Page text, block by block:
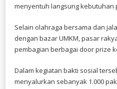
menyentuh langsung kebutuhan
Selain olahraga bersama dan
dengan bazar UMKM, pasar
pembagian berbagai door prize
Dalam kegiatan bakti sosial
menyalurkan sebanyak 1.000